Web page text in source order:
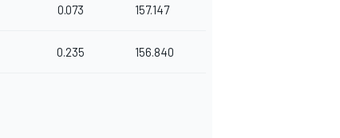
0.073 157.147
0.235 156.840